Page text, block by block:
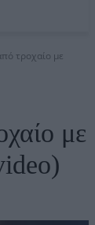
τροχαίο με
με